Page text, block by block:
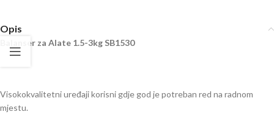
Opis
Balanser za Alate 1.5-3kg SB1530
Visokokvalitetni uređaji korisni gdje god je potreban red na radnom
mjestu.